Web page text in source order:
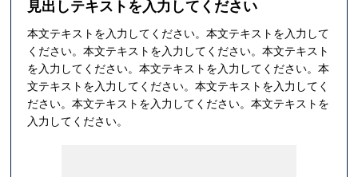
見出しテキストを入力してください
本文テキストを入力してください。本文テキストを入力して
ください。本文テキストを入力してください。本文テキスト
を入力してください。本文テキストを入力してください。本
文テキストを入力してください。本文テキストを入力してく
ださい。本文テキストを入力してください。本文テキストを
入力してください。